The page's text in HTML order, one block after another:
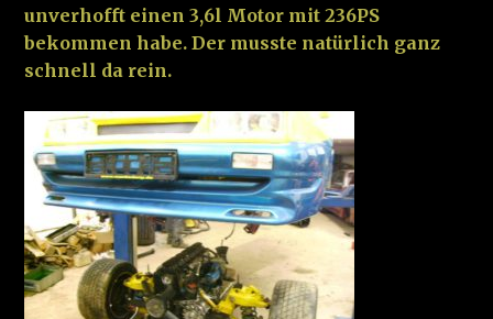
unverhofft einen 3,6l Motor mit 236PS
bekommen habe. Der musste natürlich ganz
schnell da rein.